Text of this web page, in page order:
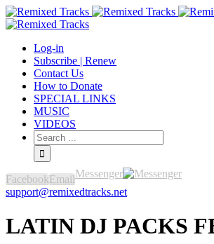
Log-in
Subscribe | Renew
Contact Us
How to Donate
SPECIAL LINKS
MUSIC
VIDEOS
FacebookEmailMessenger
support@remixedtracks.net
LATIN DJ PACKS